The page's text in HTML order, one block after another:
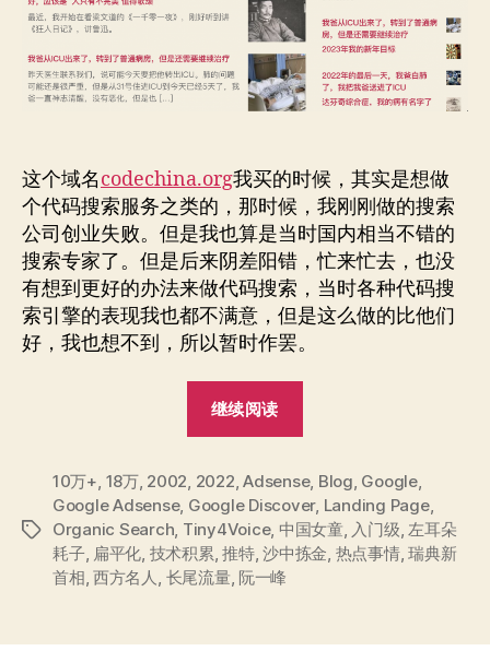
这个域名codechina.org我买的时候，其实是想做
个代码搜索服务之类的，那时候，我刚刚做的搜索
公司创业失败。但是我也算是当时国内相当不错的
搜索专家了。但是后来阴差阳错，忙来忙去，也没
有想到更好的办法来做代码搜索，当时各种代码搜
索引擎的表现我也都不满意，但是这么做的比他们
好，我也想不到，所以暂时作罢。
继续阅读
2022
年
年
标
10万+, 18万, 2002, 2022,Adsense, Blog, Google,
Google Adsense, Google Discover, Landing Page,
Organic Search, Tiny4Voice, 中国女童, 入门级,左耳朵
耗子, 扁平化, 技术积累,推特,沙中拣金, 热点事情,瑞典新
首相, 西方名人, 长尾流量, 阮一峰